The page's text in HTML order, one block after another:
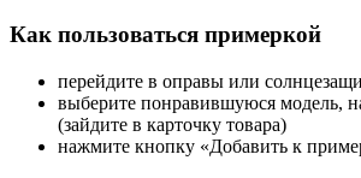
Как пользоваться примеркой
перейдите в оправы или
выберите понравившуюся модель,
(зайдите в карточку товара)
нажмите кнопку «Добавить к